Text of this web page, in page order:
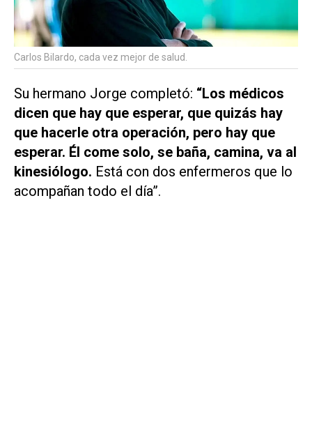
Carlos Bilardo, cada vez mejor de salud.
Su hermano Jorge completó: “Los médicos
dicen que hay que esperar, que quizás hay
que hacerle otra operación, pero hay que
esperar. Él come solo, se baña, camina, va al
kinesiólogo. Está con dos enfermeros que lo
acompañan todo el día”.